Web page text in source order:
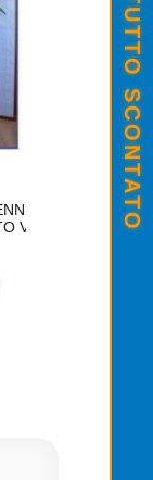
PIANTA
ARREDO